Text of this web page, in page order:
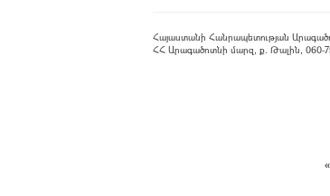
Հայաստանի Հանրապետության
ՀՀ Արագածոտնի մարզ, ք. Թալին, 060-75-